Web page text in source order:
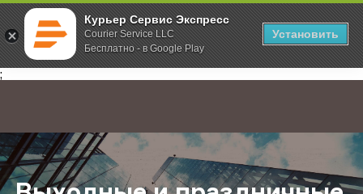
Курьер Сервис Экспресс
Courier Service LLC
Бесплатно - в Google Play
Установить
;
Главная О компании Новости Выходные и праздничные дни в